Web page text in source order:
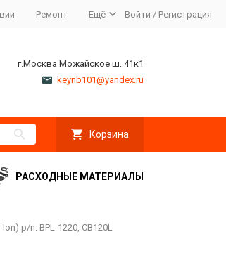
Ремонт Ещё Войти / Регистрация
г.Москва Можайское ш. 41к1
keynb101@yandex.ru
Корзина
РАСХОДНЫЕ МАТЕРИАЛЫ
p/n: BPL-1220, CB120L